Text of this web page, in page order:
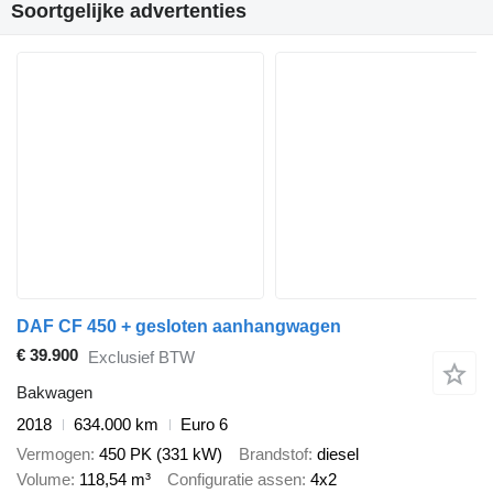
Soortgelijke advertenties
DAF CF 450 + gesloten aanhangwagen
€ 39.900 Exclusief BTW
Bakwagen
2018
634.000 km
Euro 6
Vermogen 450 PK (331 kW) Brandstof diesel
Volume 118,54 m³ Configuratie assen 4x2